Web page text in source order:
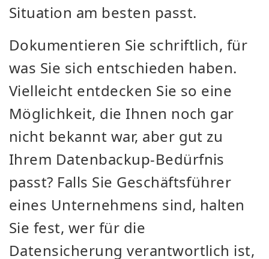
Situation am besten passt.
Dokumentieren Sie schriftlich, für
was Sie sich entschieden haben.
Vielleicht entdecken Sie so eine
Möglichkeit, die Ihnen noch gar
nicht bekannt war, aber gut zu
Ihrem Datenbackup-Bedürfnis
passt? Falls Sie Geschäftsführer
eines Unternehmens sind, halten
Sie fest, wer für die
Datensicherung verantwortlich ist,